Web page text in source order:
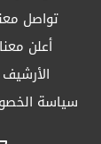
تواصل
أعلن معنا
الأرشيف
سياسة